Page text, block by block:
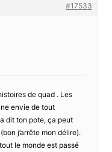
#17533
de quad . Les
envie de tout
a dit ton pote, ça peut
j’arrête mon délire).
le monde est passé